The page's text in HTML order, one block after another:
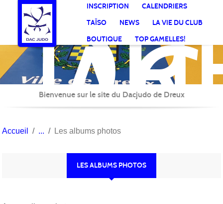
INSCRIPTION
CALENDRIERS
TAÏSO
NEWS
LA VIE DU CLUB
BOUTIQUE
TOP GAMELLES!
AC
Bienvenue sur le site du Dacjudo de Dreux
Accueil Les albums photos
LES ALBUMS PHOTOS
Panneau de gestion des cookies